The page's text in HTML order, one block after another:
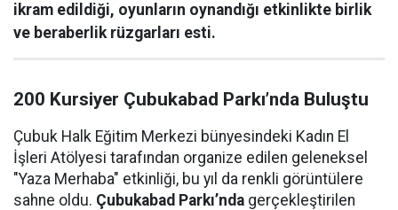
ikram edildiği, oyunların oynandığı etkinlikte birlik
ve beraberlik rüzgarları esti.
200 Kursiyer Çubukabad Parkı’nda Buluştu
Çubuk Halk Eğitim Merkezi bünyesindeki Kadın El
İşleri Atölyesi tarafından organize edilen geleneksel
"Yaza Merhaba" etkinliği, bu yıl da renkli görüntülere
sahne oldu. Çubukabad Parkı’nda gerçekleştirilen